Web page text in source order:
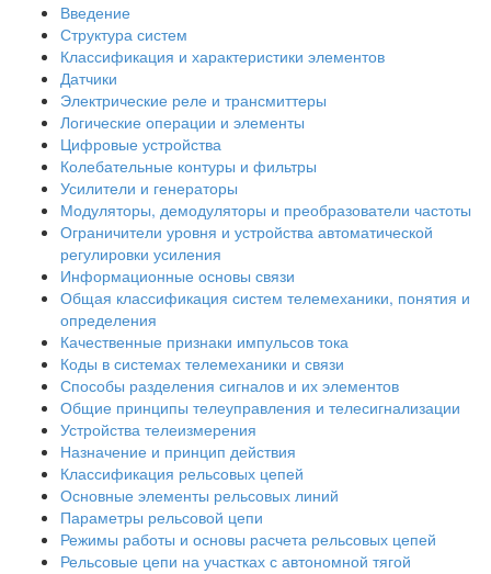
Введение
Структура систем
Классификация и характеристики элементов
Датчики
Электрические реле и трансмиттеры
Логические операции и элементы
Цифровые устройства
Колебательные контуры и фильтры
Усилители и генераторы
Модуляторы, демодуляторы и преобразователи частоты
Ограничители уровня и устройства автоматической
регулировки усиления
Информационные основы связи
Общая классификация систем телемеханики, понятия и
определения
Качественные признаки импульсов тока
Коды в системах телемеханики и связи
Способы разделения сигналов и их элементов
Общие принципы телеуправления и телесигнализации
Устройства телеизмерения
Назначение и принцип действия
Классификация рельсовых цепей
Основные элементы рельсовых линий
Параметры рельсовой цепи
Режимы работы и основы расчета рельсовых цепей
Рельсовые цепи на участках с автономной тягой